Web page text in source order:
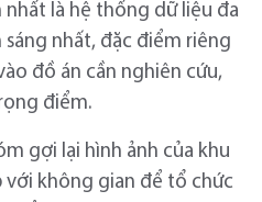
là hệ thống dữ liệu đa
nhất, đặc điểm riêng
đồ án cần nghiên cứu,
điểm.
gợi lại hình ảnh của khu
với không gian để tổ chức